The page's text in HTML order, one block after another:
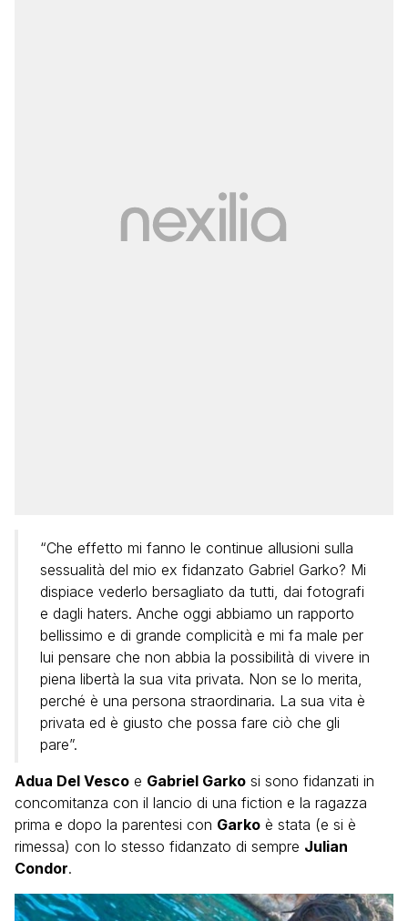
“Che effetto mi fanno le continue allusioni sulla
sessualità del mio ex fidanzato Gabriel Garko? Mi
dispiace vederlo bersagliato da tutti, dai fotografi
e dagli haters. Anche oggi abbiamo un rapporto
bellissimo e di grande complicità e mi fa male per
lui pensare che non abbia la possibilità di vivere in
piena libertà la sua vita privata. Non se lo merita,
perché è una persona straordinaria. La sua vita è
privata ed è giusto che possa fare ciò che gli
pare”.
Adua Del Vesco e Gabriel Garko si sono fidanzati in
concomitanza con il lancio di una fiction e la ragazza
prima e dopo la parentesi con Garko è stata (e si è
rimessa) con lo stesso fidanzato di sempre Julian
Condor.